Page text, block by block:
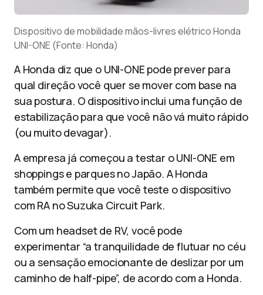
Dispositivo de mobilidade mãos-livres elétrico Honda
UNI-ONE (Fonte: Honda)
A Honda diz que o UNI-ONE pode prever para
qual direção você quer se mover com base na
sua postura. O dispositivo inclui uma função de
estabilização para que você não vá muito rápido
(ou muito devagar).
A empresa já começou a testar o UNI-ONE em
shoppings e parques no Japão. A Honda
também permite que você teste o dispositivo
com RA no Suzuka Circuit Park.
Com um headset de RV, você pode
experimentar “a tranquilidade de flutuar no céu
ou a sensação emocionante de deslizar por um
caminho de half-pipe”, de acordo com a Honda.